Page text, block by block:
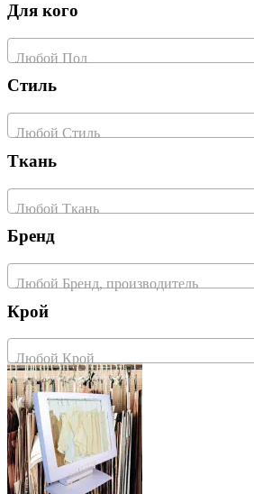
Для кого
Любой Пол
Стиль
Любой Стиль
Ткань
Любой Ткань
Бренд
Любой Бренд, производитель
Крой
Любой Крой